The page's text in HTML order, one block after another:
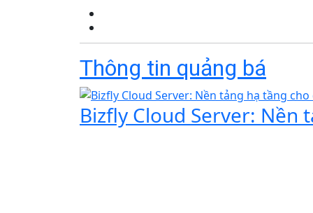
Thông tin quảng bá
Bizfly Cloud Server: Nền